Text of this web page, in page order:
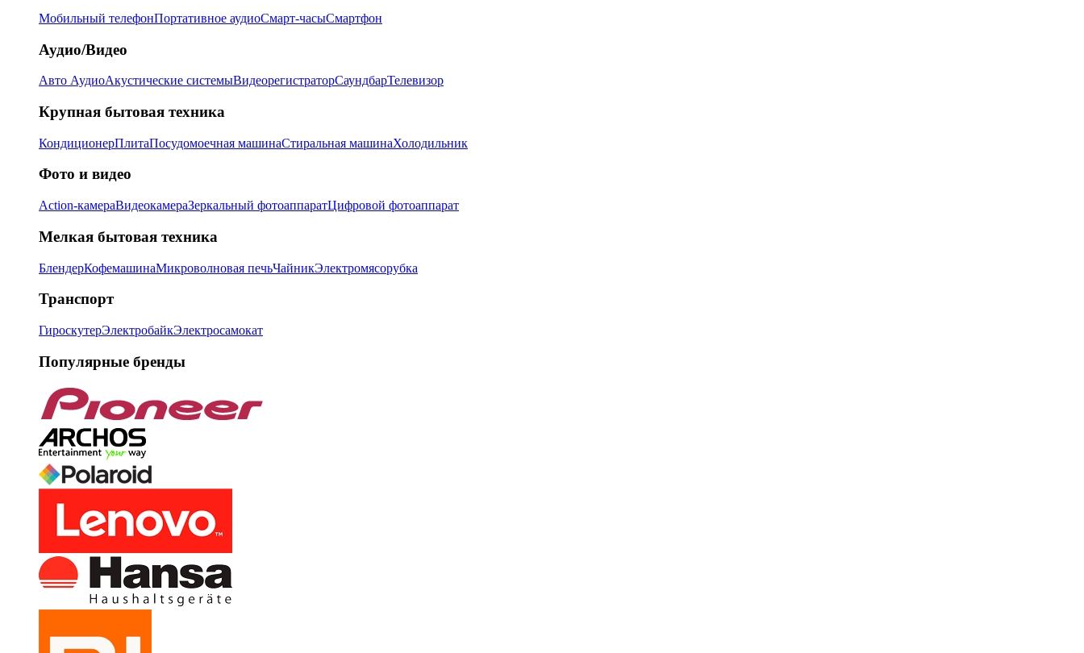
Мобильный телефонПортативное аудиоСмарт-часыСмартфон
Аудио/Видео
Авто АудиоАкустические системыВидеорегистраторСаундбарТелевизор
Крупная бытовая техника
КондиционерПлитаПосудомоечная машинаСтиральная машинаХолодильник
Фото и видео
Action-камераВидеокамераЗеркальный фотоаппаратЦифровой фотоаппарат
Мелкая бытовая техника
БлендерКофемашинаМикроволновая печьЧайникЭлектромясорубка
Транспорт
ГироскутерЭлектробайкЭлектросамокат
Популярные бренды